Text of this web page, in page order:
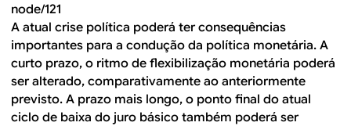
node/121
A atual crise política poderá ter consequências
importantes para a condução da política monetária. A
curto prazo, o ritmo de flexibilização monetária poderá
ser alterado, comparativamente ao anteriormente
previsto. A prazo mais longo, o ponto final do atual
ciclo de baixa do juro básico também poderá ser